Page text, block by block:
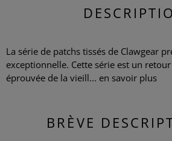
La série de patchs tissés de Clawgear
exceptionnelle. Cette série est un
éprouvée de la vieill... en savoir plus
BRÈVE